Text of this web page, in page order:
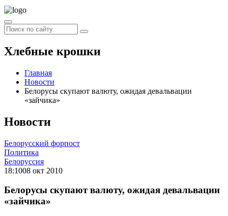
Хлебные крошки
Главная
Новости
Белорусы скупают валюту, ожидая девальвации
«зайчика»
Новости
Белорусский форпост
Политика
Белоруссия
18:1008 окт 2010
Белорусы скупают валюту, ожидая девальвации
«зайчика»